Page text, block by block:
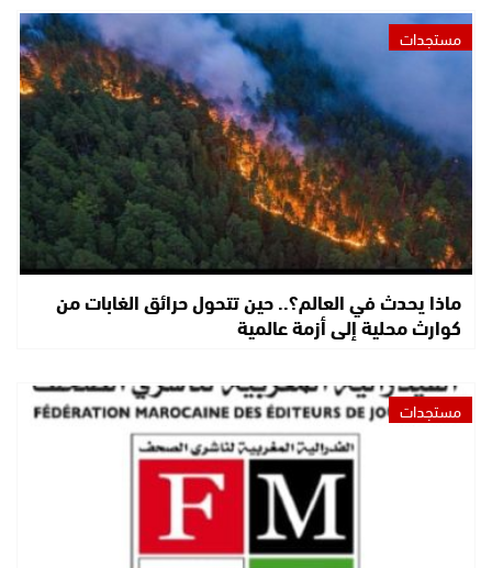
مستجدات
ماذا يحدث في العالم؟.. حين تتحول حرائق الغابات من
كوارث محلية إلى أزمة عالمية
مستجدات